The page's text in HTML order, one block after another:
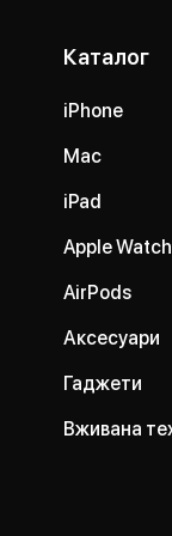
Каталог
iPhone
Mac
iPad
Apple Watch
AirPods
Аксесуари
Гаджети
Вживана